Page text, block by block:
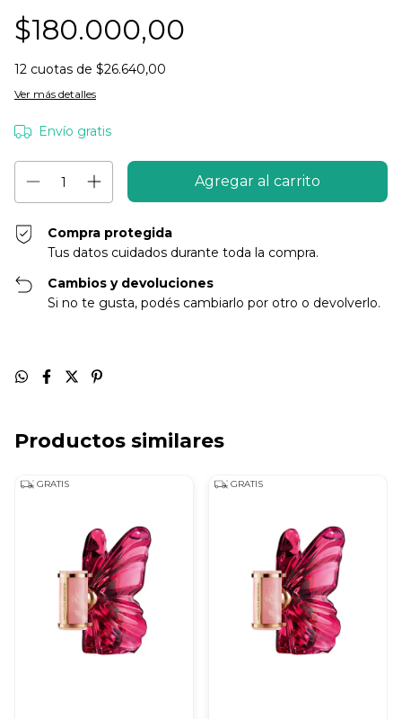
$180.000,00
12 cuotas de $26.640,00
Ver más detalles
Envío gratis
Compra protegida
Tus datos cuidados durante toda la compra.
Cambios y devoluciones
Si no te gusta, podés cambiarlo por otro o devolverlo.
Productos similares
GRATIS GRATIS